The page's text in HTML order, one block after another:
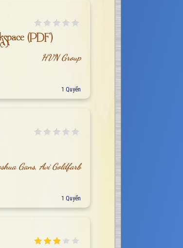
(PDF)
HVN Group
1 Quyển
Gans, Avi Goldfarb
1 Quyển